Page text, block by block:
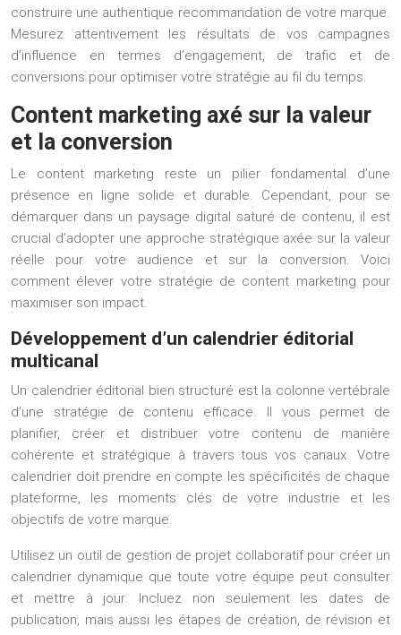
construire une authentique recommandation de votre marque.
Mesurez attentivement les résultats de vos campagnes
d’influence en termes d’engagement, de trafic et de
conversions pour optimiser votre stratégie au fil du temps.
Content marketing axé sur la valeur
et la conversion
Le content marketing reste un pilier fondamental d’une
présence en ligne solide et durable. Cependant, pour se
démarquer dans un paysage digital saturé de contenu, il est
crucial d’adopter une approche stratégique axée sur la valeur
réelle pour votre audience et sur la conversion. Voici
comment élever votre stratégie de content marketing pour
maximiser son impact.
Développement d’un calendrier éditorial
multicanal
Un calendrier éditorial bien structuré est la colonne vertébrale
d’une stratégie de contenu efficace. Il vous permet de
planifier, créer et distribuer votre contenu de manière
cohérente et stratégique à travers tous vos canaux. Votre
calendrier doit prendre en compte les spécificités de chaque
plateforme, les moments clés de votre industrie et les
objectifs de votre marque.
Utilisez un outil de gestion de projet collaboratif pour créer un
calendrier dynamique que toute votre équipe peut consulter
et mettre à jour. Incluez non seulement les dates de
publication, mais aussi les étapes de création, de révision et